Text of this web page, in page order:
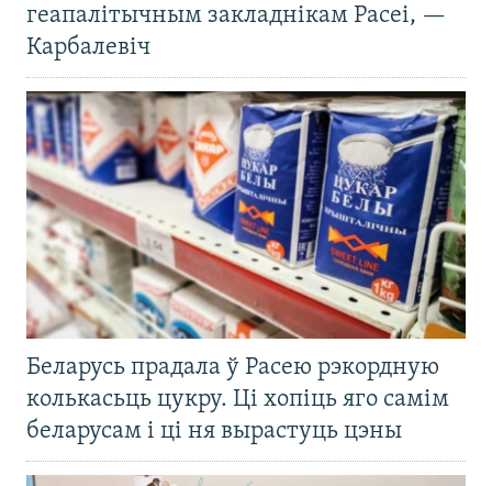
геапалітычным закладнікам Расеі, —
Карбалевіч
Беларусь прадала ў Расею рэкордную
колькасьць цукру. Ці хопіць яго самім
беларусам і ці ня вырастуць цэны